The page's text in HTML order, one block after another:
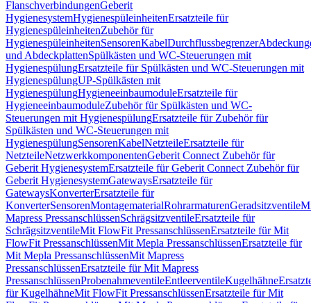
FlanschverbindungenGeberit
HygienesystemHygienespüleinheitenErsatzteile für
HygienespüleinheitenZubehör für
HygienespüleinheitenSensorenKabelDurchflussbegrenzer
und AbdeckplattenSpülkästen und WC-Steuerungen mit
HygienespülungErsatzteile für Spülkästen und WC-Steuerungen mit
HygienespülungUP-Spülkästen mit
HygienespülungHygieneeinbaumoduleErsatzteile für
HygieneeinbaumoduleZubehör für Spülkästen und WC-
Steuerungen mit HygienespülungErsatzteile für Zubehör für
Spülkästen und WC-Steuerungen mit
HygienespülungSensorenKabelNetzteileErsatzteile für
NetzteileNetzwerkkomponentenGeberit Connect Zubehör für
Geberit HygienesystemErsatzteile für Geberit Connect Zubehör für
Geberit HygienesystemGatewaysErsatzteile für
GatewaysKonverterErsatzteile für
KonverterSensorenMontagematerialRohrarmaturenGeradsitzventile
Mapress PressanschlüssenSchrägsitzventileErsatzteile für
SchrägsitzventileMit FlowFit PressanschlüssenErsatzteile für Mit
FlowFit PressanschlüssenMit Mepla PressanschlüssenErsatzteile für
Mit Mepla PressanschlüssenMit Mapress
PressanschlüssenErsatzteile für Mit Mapress
PressanschlüssenProbenahmeventileEntleerventileKugelhähne
für KugelhähneMit FlowFit PressanschlüssenErsatzteile für Mit